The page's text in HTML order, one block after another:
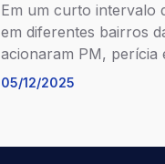
Em um curto intervalo
em diferentes bairros
acionaram PM, perícia
05/12/2025